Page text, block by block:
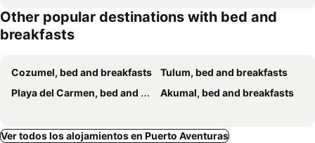
Other popular destinations with bed and
breakfasts
Cozumel, bed and breakfasts
Tulum, bed and breakfasts
Playa del Carmen, bed and breakfasts
Akumal, bed and breakfasts
Ver todos los alojamientos en Puerto Aventuras